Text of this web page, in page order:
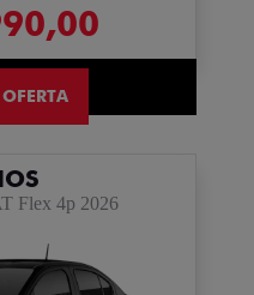
Flex 4p 2026